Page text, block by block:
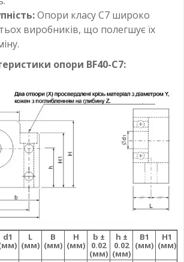
Опори класу С7 широко
виробників, що полегшує їх
опори BF40-C7:
d1 L
(мм)
B
(мм)
H
(мм)
b ±
0.02
(мм)
h ±
0.02
(мм)
B1
(мм)
H1
(мм)